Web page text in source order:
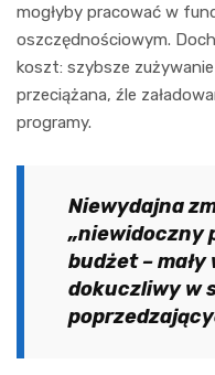
mogłyby pracować w
oszczędnościowym.
koszt: szybsze
przeciążana, źle
programy.
Niewydajna
„niewidoczny
budżet – mały
dokuczliwy w